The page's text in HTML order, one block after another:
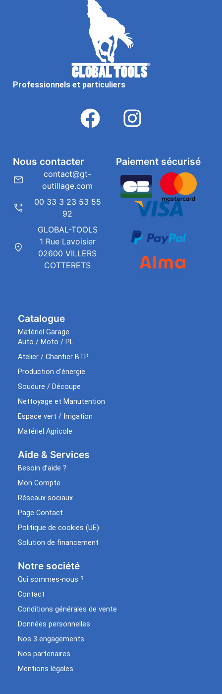
Professionnels et particuliers
Catalogue
Matériel Garage
Auto / Moto / PL
Atelier / Chantier BTP
Production d’énergie
Soudure / Découpe
Nettoyage et Manutention
Espace vert / Irrigation
Matériel Agricole
Aide & Services​
Besoin d’aide ?
Mon Compte
Réseaux sociaux
Page Contact
Politique de cookies (UE)
Solution de financement
Notre société
Qui sommes-nous ?
Contact
Conditions générales de vente
Données personnelles
Nos 3 engagements
Nos partenaires
Mentions légales
Paiement sécurisé
Nous contacter
contact@gt-
outillage.com
00 33 3 23 53 55
92
GLOBAL-TOOLS
1 Rue Lavoisier
02600 VILLERS
COTTERETS